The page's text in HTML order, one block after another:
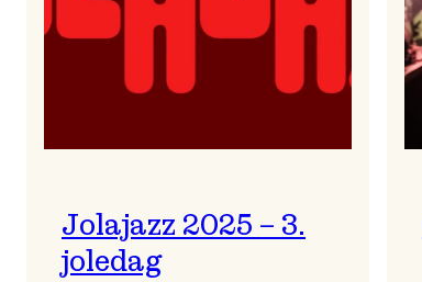
Jolajazz 2025 – 3.
joledag